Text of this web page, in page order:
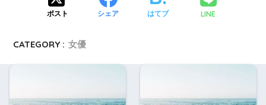
ポスト シェア はてブ LINE
CATEGORY : 女優